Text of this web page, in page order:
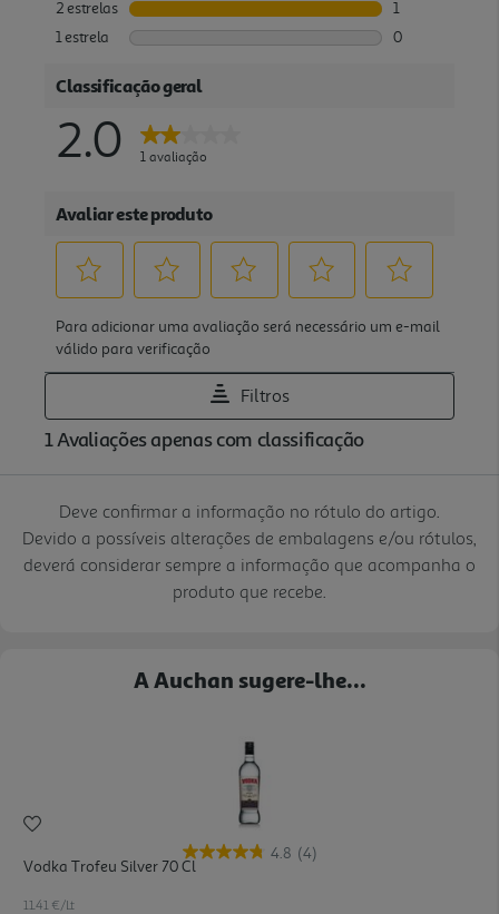
Deve confirmar a informação no rótulo do artigo.
Devido a possíveis alterações de embalagens e/ou rótulos,
deverá considerar sempre a informação que acompanha o
produto que recebe.
A Auchan sugere-lhe...
4.8 (4)
Vodka Trofeu Silver 70 Cl
11.41 €/Lt